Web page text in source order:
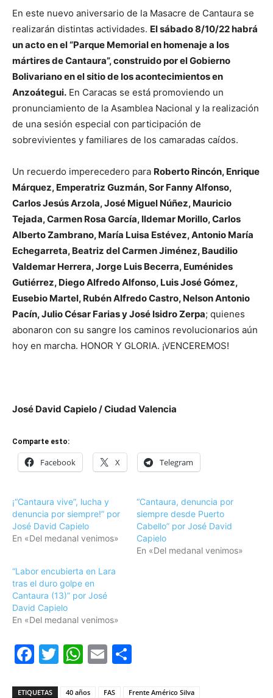
En este nuevo aniversario de la Masacre de Cantaura se
realizarán distintas actividades. El sábado 8/10/22 habrá
un acto en el “Parque Memorial en homenaje a los
mártires de Cantaura”, construido por el Gobierno
Bolivariano en el sitio de los acontecimientos en
Anzoátegui. En Caracas se está promoviendo un
pronunciamiento de la Asamblea Nacional y la realización
de una sesión especial con participación de
sobrevivientes y familiares de los camaradas caídos.
Un recuerdo imperecedero para Roberto Rincón, Enrique
Márquez, Emperatriz Guzmán, Sor Fanny Alfonso,
Carlos Jesús Arzola, José Miguel Núñez, Mauricio
Tejada, Carmen Rosa García, Ildemar Morillo, Carlos
Alberto Zambrano, María Luisa Estévez, Antonio María
Echegarreta, Beatriz del Carmen Jiménez, Baudilio
Valdemar Herrera, Jorge Luis Becerra, Euménides
Gutiérrez, Diego Alfredo Alfonso, Luis José Gómez,
Eusebio Martel, Rubén Alfredo Castro, Nelson Antonio
Pacín, Julio César Farias y José Isidro Zerpa; quienes
abonaron con su sangre los caminos revolucionarios aún
hoy en marcha. HONOR Y GLORIA. ¡VENCEREMOS!
José David Capielo / Ciudad Valencia
Comparte esto:
Facebook X Telegram
¡“Cantaura vive”, lucha y
denuncia por siempre!” por
José David Capielo
En «Del medanal venimos»
“Cantaura, denuncia por
siempre desde Puerto
Cabello” por José David
Capielo
En «Del medanal venimos»
“Labor encubierta en Lara
tras el duro golpe en
Cantaura (13)” por José
David Capielo
En «Del medanal venimos»
Facebook
Twitter
WhatsApp
Email
ETIQUETAS 40 años FAS
Frente Américo Silva